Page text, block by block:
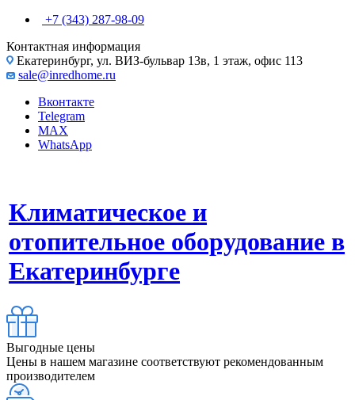
+7 (343) 287-98-09
Контактная информация
Екатеринбург, ул. ВИЗ-бульвар 13в, 1 этаж, офис 113
sale@inredhome.ru
Вконтакте
Telegram
MAX
WhatsApp
Климатическое и
отопительное оборудование в
Екатеринбурге
Выгодные цены
Цены в нашем магазине соответствуют рекомендованным
производителем